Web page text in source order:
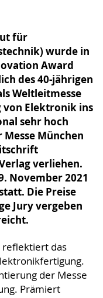
für
wurde in
Award
des 40-jährigen
Weltleitmesse
Elektronik ins
sehr hoch
München
verliehen.
November 2021
Die Preise
Jury vergeben
reflektiert das
der Messe
Prämiert